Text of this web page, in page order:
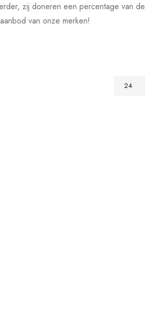
zij doneren een percentage van de
van onze merken!
24